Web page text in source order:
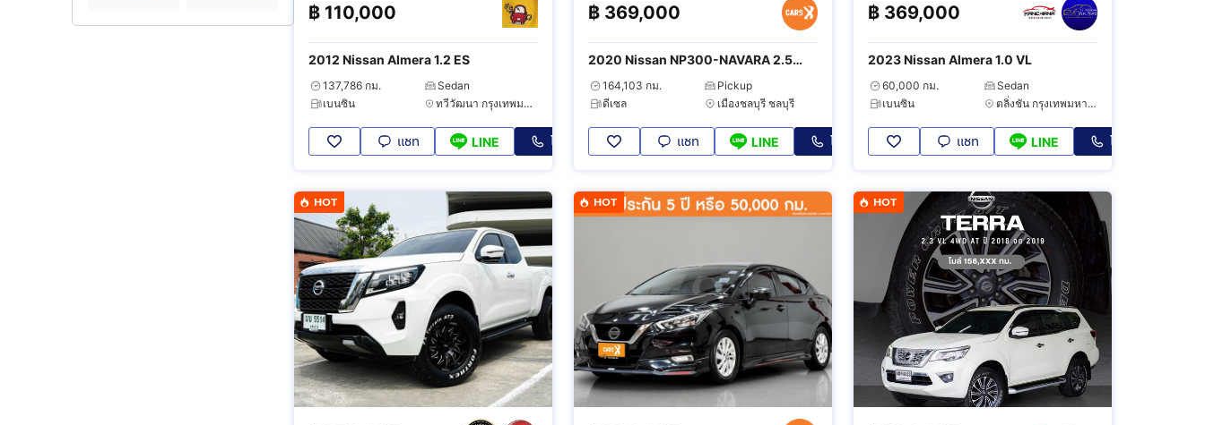
฿ 110,000
2012 Nissan Almera 1.2 ES
137,786 กม.
Sedan
เบนซิน
ทวีวัฒนา กรุงเทพมหานคร
แชท LINE โทร
฿ 369,000
2020 Nissan NP300-NAVARA 2.5
Calibre V
164,103 กม.
Pickup
ดีเซล
เมืองชลบุรี ชลบุรี
แชท LINE โทร
฿ 369,000
2023 Nissan Almera 1.0 VL
60,000 กม.
Sedan
เบนซิน
ตลิ่งชัน กรุงเทพมหานคร
แชท LINE โทร
HOT HOT HOT